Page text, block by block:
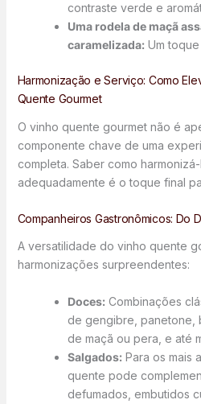
contraste verde e
Uma rodela de maçã
caramelizada:Um toque
Harmonização e Serviço: Como
Quente Gourmet
O vinho quente gourmet não é
componente chave de uma
completa. Saber como
adequadamente é o toque final
Companheiros Gastronômicos: Do
A versatilidade do vinho quente
harmonizações surpreendentes:
Doces:Combinações
de gengibre, panetone,
de maçã ou pera, e até
Salgados:Para os mais
quente pode
defumados, embutidos